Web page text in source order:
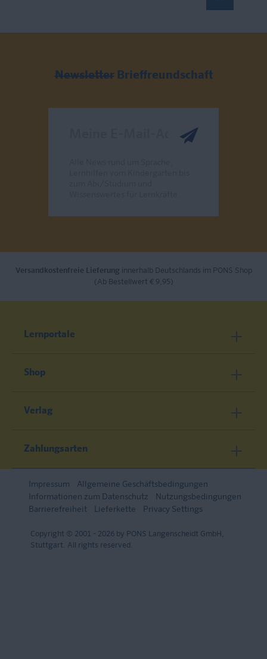
Newsletter Brieffreundschaft
Versandkostenfreie Lieferung innerhalb Deutschlands im PONS Shop
(Ab Bestellwert € 9,95)
Lernportale
Shop
Verlag
Zahlungsarten
Impressum
Allgemeine Geschäftsbedingungen
Informationen zum Datenschutz
Nutzungsbedingungen
Barrierefreiheit
Lieferkette Privacy Settings
Copyright © 2001 - 2026 by PONS Langenscheidt GmbH,
Stuttgart. All rights reserved.